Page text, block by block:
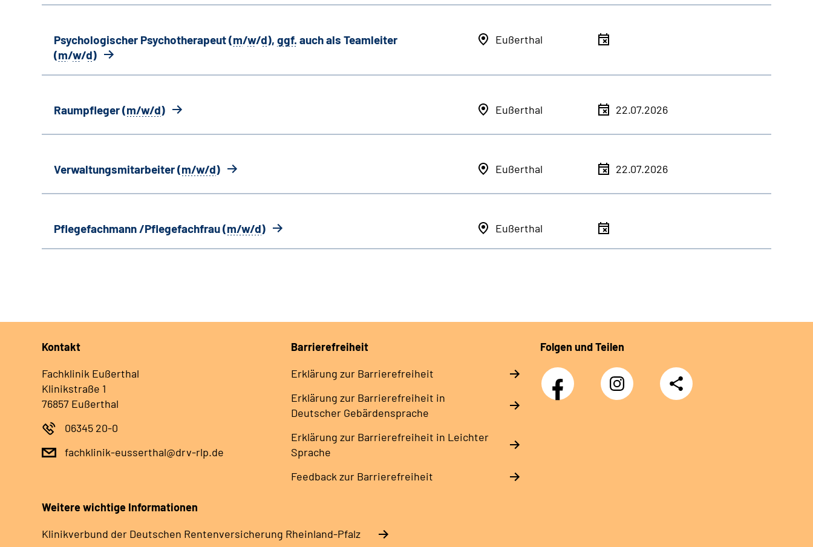
Psychologischer Psychotherapeut (m/w/d), ggf. auch als Teamleiter
(m/w/d)
Eußerthal
Raumpfleger (m/w/d) Eußerthal 22.07.2026
Verwaltungsmitarbeiter (m/w/d) Eußerthal 22.07.2026
Pflegefachmann /Pflegefachfrau (m/w/d) Eußerthal
Kontakt
Fachklinik Eußerthal
Klinikstraße 1
76857 Eußerthal
06345 20-0
fachklinik-eusserthal@drv-rlp.de
Barrierefreiheit
Erklärung zur Barrierefreiheit
Erklärung zur Barrierefreiheit in
Deutscher Gebärdensprache
Erklärung zur Barrierefreiheit in Leichter
Sprache
Feedback zur Barrierefreiheit
Folgen und Teilen
Facebook
Instagram
DRV
Nachwuchskräfte
Teilen
Weitere wichtige Informationen
Klinikverbund der Deutschen Rentenversicherung Rheinland-Pfalz